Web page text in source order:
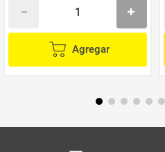
Agregar